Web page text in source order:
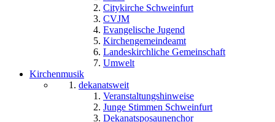
Citykirche Schweinfurt
CVJM
Evangelische Jugend
Kirchengemeindeamt
Landeskirchliche Gemeinschaft
Umwelt
Kirchenmusik
dekanatsweit
Veranstaltungshinweise
Junge Stimmen Schweinfurt
Dekanatsposaunenchor